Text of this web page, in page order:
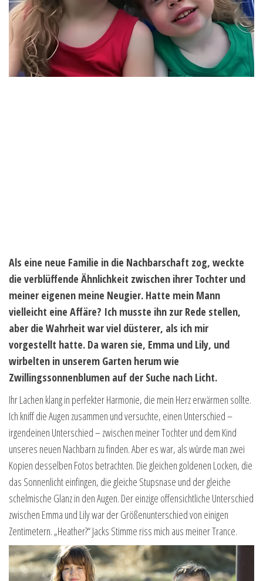
Als eine neue Familie in die Nachbarschaft zog, weckte
die verblüffende Ähnlichkeit zwischen ihrer Tochter und
meiner eigenen meine Neugier. Hatte mein Mann
vielleicht eine Affäre? Ich musste ihn zur Rede stellen,
aber die Wahrheit war viel düsterer, als ich mir
vorgestellt hatte. Da waren sie, Emma und Lily, und
wirbelten in unserem Garten herum wie
Zwillingssonnenblumen auf der Suche nach Licht.
Ihr Lachen klang in perfekter Harmonie, die mein Herz erwärmen sollte.
Ich kniff die Augen zusammen und versuchte, einen Unterschied –
irgendeinen Unterschied – zwischen meiner Tochter und dem Kind
unseres neuen Nachbarn zu finden. Aber es war, als würde man zwei
Kopien desselben Fotos betrachten. Die gleichen goldenen Locken, die
das Sonnenlicht einfingen, die gleiche Stupsnase und der gleiche
schelmische Glanz in den Augen. Der einzige offensichtliche Unterschied
zwischen Emma und Lily war der Größenunterschied von einigen
Zentimetern. „Heather?“ Jacks Stimme riss mich aus meiner Trance.